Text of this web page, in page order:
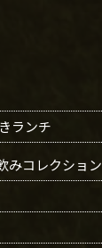
ランチ
みコレクション